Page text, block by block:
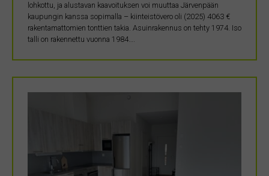
lohkottu, ja alustavan kaavoituksen voi muuttaa Järvenpään
kaupungin kanssa sopimalla – kiinteistövero oli (2025) 4063 €
rakentamattomien tonttien takia. Asuinrakennus on tehty 1974. Iso
talli on rakennettu vuonna 1984….